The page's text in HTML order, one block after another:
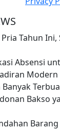
Tahun
Absensi
Banyak
Bakso